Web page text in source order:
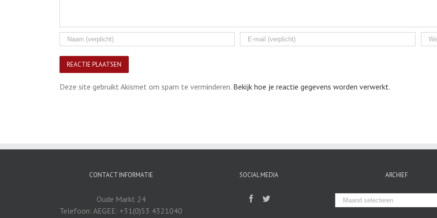
Deze site gebruikt Akismet om spam te verminderen. Bekijk hoe je reactie gegevens worden verwerkt.
CONTACT INFORMATIE
Oude Markt 24
Telefoon: AEGEE: +31(0)53 4321040
SOCIAL MEDIA ARCHIEF